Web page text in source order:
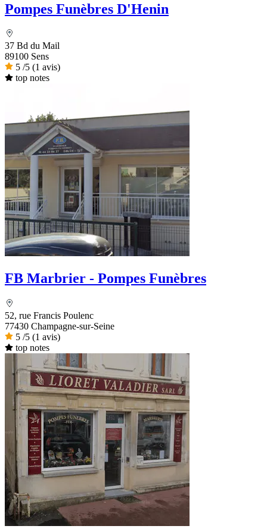
Pompes Funèbres D'Henin
37 Bd du Mail
89100 Sens
5 /5 (1 avis)
top notes
FB Marbrier - Pompes Funèbres
52, rue Francis Poulenc
77430 Champagne-sur-Seine
5 /5 (1 avis)
top notes